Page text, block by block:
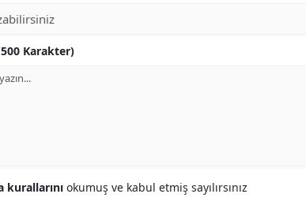
Karakter)
kurallarını okumuş ve kabul etmiş sayılırsınız